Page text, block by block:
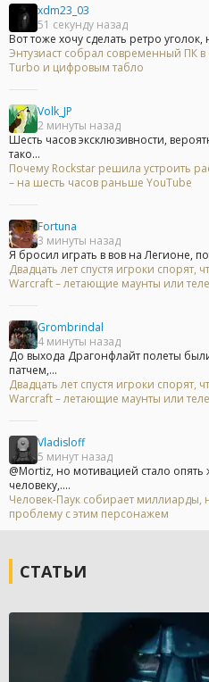
xdm23_03
51 секунду назад
Вот тоже хочу сделать ретро уголок,
Энтузиаст собрал современный ПК
Turbo и цифровым табло
Volk_JP
2 минуты назад
Шесть часов эксклюзивности,
тако...
Почему Rockstar решила устроить
– на шесть часов раньше YouTube
Fortuna
3 минуты назад
Я бросил играть в вов на Легионе,
Двадцать лет спустя игроки
Warcraft – летающие маунты или
Grombrindal
4 минуты назад
До выхода Драгонфлайт полеты
патчем,...
Двадцать лет спустя игроки
Warcraft – летающие маунты или
Vladisloff
5 минут назад
@Mortiz, но мотивацией стало
человеку,....
Человек-Паук собирает миллиарды,
проблему с этим персонажем
СТАТЬИ